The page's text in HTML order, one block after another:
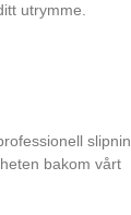
utrymme.
bakom vårt